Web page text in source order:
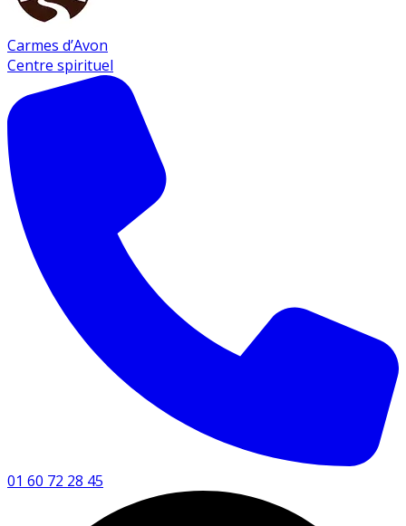
Carmes d’Avon
Centre spirituel
01 60 72 28 45